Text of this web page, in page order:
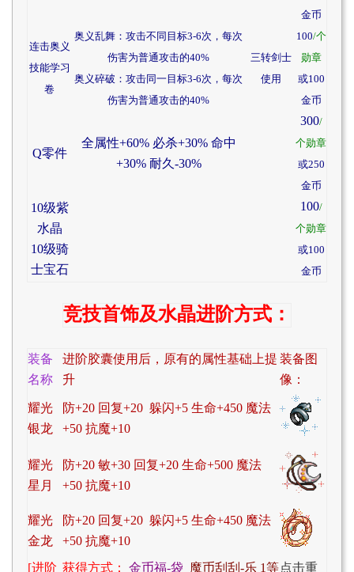
金币
连击奥义
技能学习
卷
奥义乱舞：攻击不同目标3-6次，每次
伤害为普通攻击的40%
奥义碎破：攻击同一目标3-6次，每次
伤害为普通攻击的40%
三转剑士
使用
100/个
勋章
或100
金币
Q零件
全属性+60% 必杀+30% 命中
+30% 耐久-30%
300/
个勋章
或250
金币
10级紫
水晶
10级骑
士宝石
100/
个勋章
或100
金币
竞技首饰及水晶进阶方式：
装备
名称
进阶胶囊使用后， 原有的属性基础上提
升
装备图
像：
耀光
银龙
防+20 回复+20 躲闪+5 生命+450 魔法
+50 抗魔+10
耀光
星月
防+20 敏+30 回复+20 生命+500 魔法
+50 抗魔+10
耀光
金龙
防+20 回复+20 躲闪+5 生命+450 魔法
+50 抗魔+10
[进阶 获得方式： 金币福-袋 魔币刮刮-乐 1等点击重